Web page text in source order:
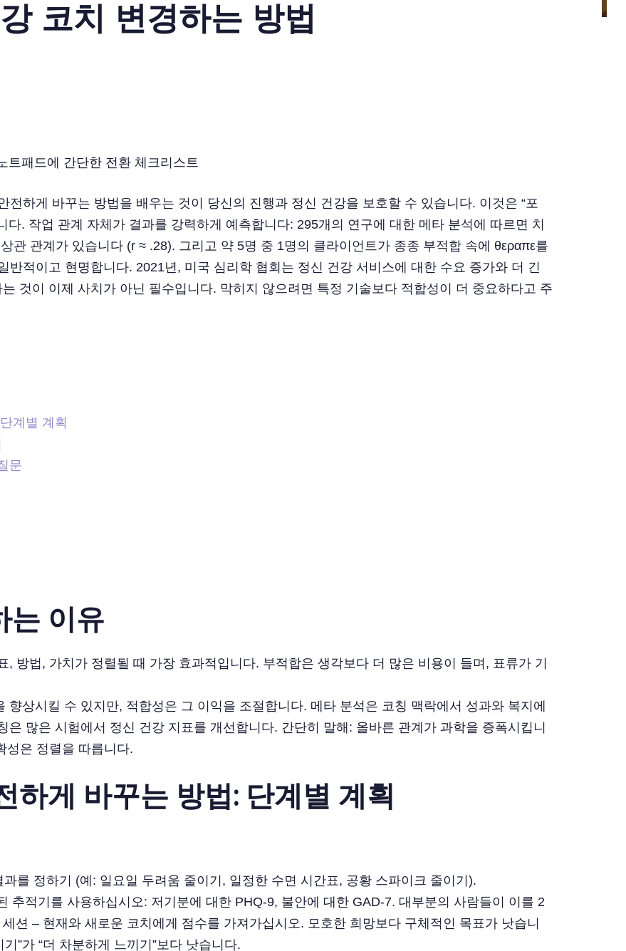
코치 변경하는 방법
전하게 바꾸는 방법을 배우는 것이 당신의 진행과 정신 건강을 보호할 수 있습니다. 이것은 “포
다. 작업 관계 자체가 결과를 강력하게 예측합니다: 295개의 연구에 대한 메타 분석에 따르면 치
관 관계가 있습니다 (r ≈ .28). 그리고 약 5명 중 1명의 클라이언트가 종종 부적합 속에 θεραπε를
반적이고 현명합니다. 2021년, 미국 심리학 협회는 정신 건강 서비스에 대한 수요 증가와 더 긴
것이 이제 사치가 아닌 필수입니다. 막히지 않으려면 특정 기술보다 적합성이 더 중요하다고 주
계별 계획
문
는 이유
, 방법, 가치가 정렬될 때 가장 효과적입니다. 부적합은 생각보다 더 많은 비용이 들며, 표류가 기
향상시킬 수 있지만, 적합성은 그 이익을 조절합니다. 메타 분석은 코칭 맥락에서 성과와 복지에
은 많은 시험에서 정신 건강 지표를 개선합니다. 간단히 말해: 올바른 관계가 과학을 증폭시킵니
성은 정렬을 따릅니다.
하게 바꾸는 방법: 단계별 계획
를 정하기 (예: 일요일 두려움 줄이기, 일정한 수면 시간표, 공황 스파이크 줄이기).
추적기를 사용하십시오: 저기분에 대한 PHQ-9, 불안에 대한 GAD-7. 대부분의 사람들이 이를 2
션 – 현재와 새로운 코치에게 점수를 가져가십시오. 모호한 희망보다 구체적인 목표가 낫습니
”가 “더 차분하게 느끼기”보다 낫습니다.